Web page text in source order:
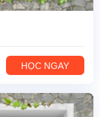
HỌC NGAY